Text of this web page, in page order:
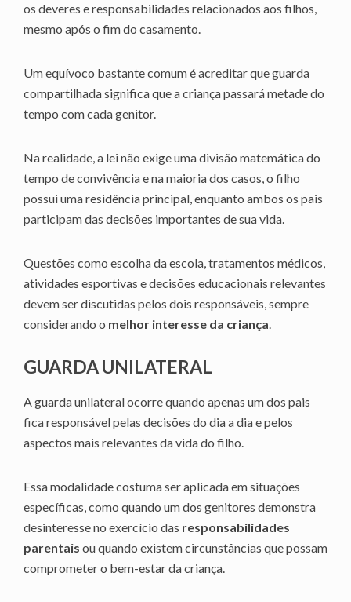
os deveres e responsabilidades relacionados aos filhos,
mesmo após o fim do casamento.
Um equívoco bastante comum é acreditar que guarda
compartilhada significa que a criança passará metade do
tempo com cada genitor.
Na realidade, a lei não exige uma divisão matemática do
tempo de convivência e na maioria dos casos, o filho
possui uma residência principal, enquanto ambos os pais
participam das decisões importantes de sua vida.
Questões como escolha da escola, tratamentos médicos,
atividades esportivas e decisões educacionais relevantes
devem ser discutidas pelos dois responsáveis, sempre
considerando o melhor interesse da criança.
GUARDA UNILATERAL
A guarda unilateral ocorre quando apenas um dos pais
fica responsável pelas decisões do dia a dia e pelos
aspectos mais relevantes da vida do filho.
Essa modalidade costuma ser aplicada em situações
específicas, como quando um dos genitores demonstra
desinteresse no exercício das responsabilidades
parentais ou quando existem circunstâncias que possam
comprometer o bem-estar da criança.